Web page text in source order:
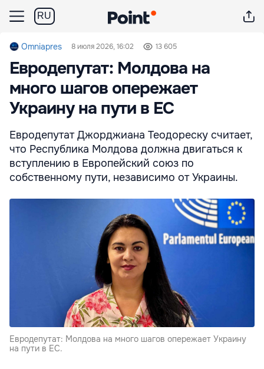
RU
Omniapres 8 июля 2026, 16:02 13 605
Евродепутат: Молдова на
много шагов опережает
Украину на пути в ЕС
Евродепутат Джорджиана Теодореску считает,
что Республика Молдова должна двигаться к
вступлению в Европейский союз по
собственному пути, независимо от Украины.
Евродепутат: Молдова на много шагов опережает Украину
на пути в ЕС.